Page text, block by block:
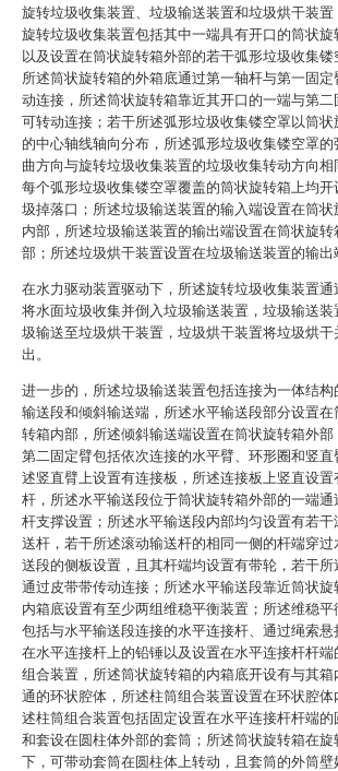
旋转垃圾收集装置、垃圾输送装置和垃圾烘干装置
旋转垃圾收集装置包括其中一端具有开口的筒状旋
以及设置在筒状旋转箱外部的若干弧形垃圾收集镂
所述筒状旋转箱的外箱底通过第一轴杆与第一固定
动连接，所述筒状旋转箱靠近其开口的一端与第二
可转动连接；若干所述弧形垃圾收集镂空罩以筒状
的中心轴线轴向分布，所述弧形垃圾收集镂空罩的
曲方向与旋转垃圾收集装置的垃圾收集转动方向相
每个弧形垃圾收集镂空罩覆盖的筒状旋转箱上均开
圾掉落口；所述垃圾输送装置的输入端设置在筒状
内部，所述垃圾输送装置的输出端设置在筒状旋转
部；所述垃圾烘干装置设置在垃圾输送装置的输出
在水力驱动装置驱动下，所述旋转垃圾收集装置通
将水面垃圾收集并倒入垃圾输送装置，垃圾输送装
圾输送至垃圾烘干装置，垃圾烘干装置将垃圾烘干
出。
进一步的，所述垃圾输送装置包括连接为一体结构
输送段和倾斜输送端，所述水平输送段部分设置在
转箱内部，所述倾斜输送端设置在筒状旋转箱外部
第二固定臂包括依次连接的水平臂、环形圈和竖直
述竖直臂上设置有连接板，所述连接板上竖直设置
杆，所述水平输送段位于筒状旋转箱外部的一端通
杆支撑设置；所述水平输送段内部均匀设置有若干
送杆，若干所述滚动输送杆的相同一侧的杆端穿过
送段的侧板设置，且其杆端均设置有带轮，若干所
通过皮带带传动连接；所述水平输送段靠近筒状旋
内箱底设置有至少两组维稳平衡装置；所述维稳平
包括与水平输送段连接的水平连接杆、通过绳索悬
在水平连接杆上的铅锤以及设置在水平连接杆杆端
组合装置，所述筒状旋转箱的内箱底开设有与其箱
通的环状腔体，所述柱筒组合装置设置在环状腔体
述柱筒组合装置包括固定设置在水平连接杆杆端的
和套设在圆柱体外部的套筒；所述筒状旋转箱在旋
下，可带动套筒在圆柱体上转动，且套筒的外筒壁